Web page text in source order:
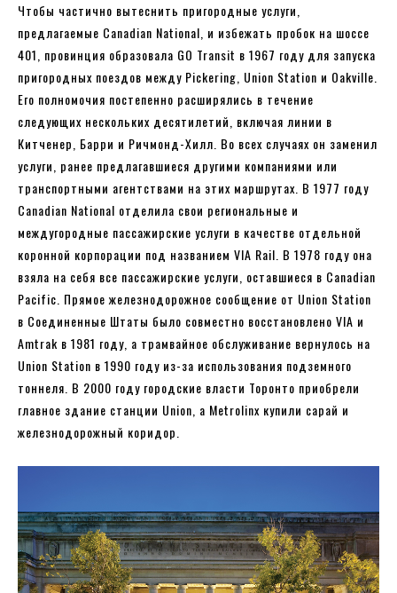
Чтобы частично вытеснить пригородные услуги,
предлагаемые Canadian National, и избежать пробок на шоссе
401, провинция образовала GO Transit в 1967 году для запуска
пригородных поездов между Pickering, Union Station и Oakville.
Его полномочия постепенно расширялись в течение
следующих нескольких десятилетий, включая линии в
Китченер, Барри и Ричмонд-Хилл. Во всех случаях он заменил
услуги, ранее предлагавшиеся другими компаниями или
транспортными агентствами на этих маршрутах. В 1977 году
Canadian National отделила свои региональные и
междугородные пассажирские услуги в качестве отдельной
коронной корпорации под названием VIA Rail. В 1978 году она
взяла на себя все пассажирские услуги, оставшиеся в Canadian
Pacific. Прямое железнодорожное сообщение от Union Station
в Соединенные Штаты было совместно восстановлено VIA и
Amtrak в 1981 году, а трамвайное обслуживание вернулось на
Union Station в 1990 году из-за использования подземного
тоннеля. В 2000 году городские власти Торонто приобрели
главное здание станции Union, а Metrolinx купили сарай и
железнодорожный коридор.